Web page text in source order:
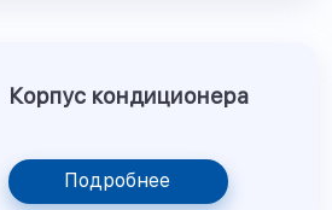
Корпус кондиционера
Подробнее